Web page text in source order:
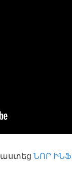
ՆՈՐ